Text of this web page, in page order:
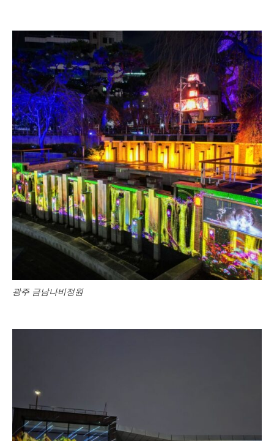
광주 금남나비정원